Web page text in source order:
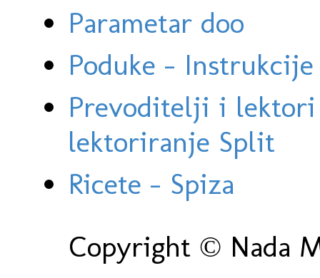
Parametar doo
Poduke -
Prevoditelji i
lektoriranje Split
Ricete - Spiza
Copyright © Nada